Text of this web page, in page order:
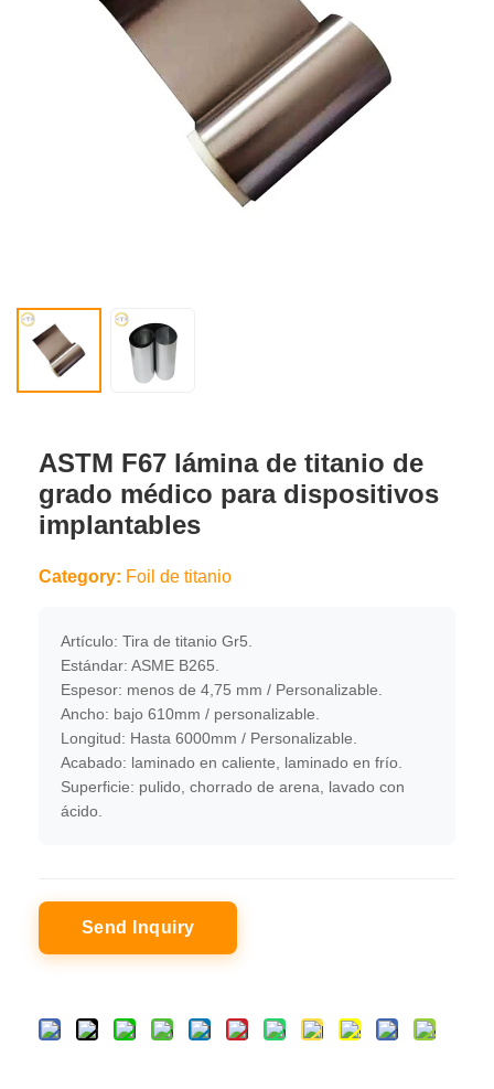
ASTM F67 lámina de titanio de
grado médico para dispositivos
implantables
Category: Foil de titanio
Artículo: Tira de titanio Gr5.
Estándar: ASME B265.
Espesor: menos de 4,75 mm / Personalizable.
Ancho: bajo 610mm / personalizable.
Longitud: Hasta 6000mm / Personalizable.
Acabado: laminado en caliente, laminado en frío.
Superficie: pulido, chorrado de arena, lavado con
ácido.
Send Inquiry